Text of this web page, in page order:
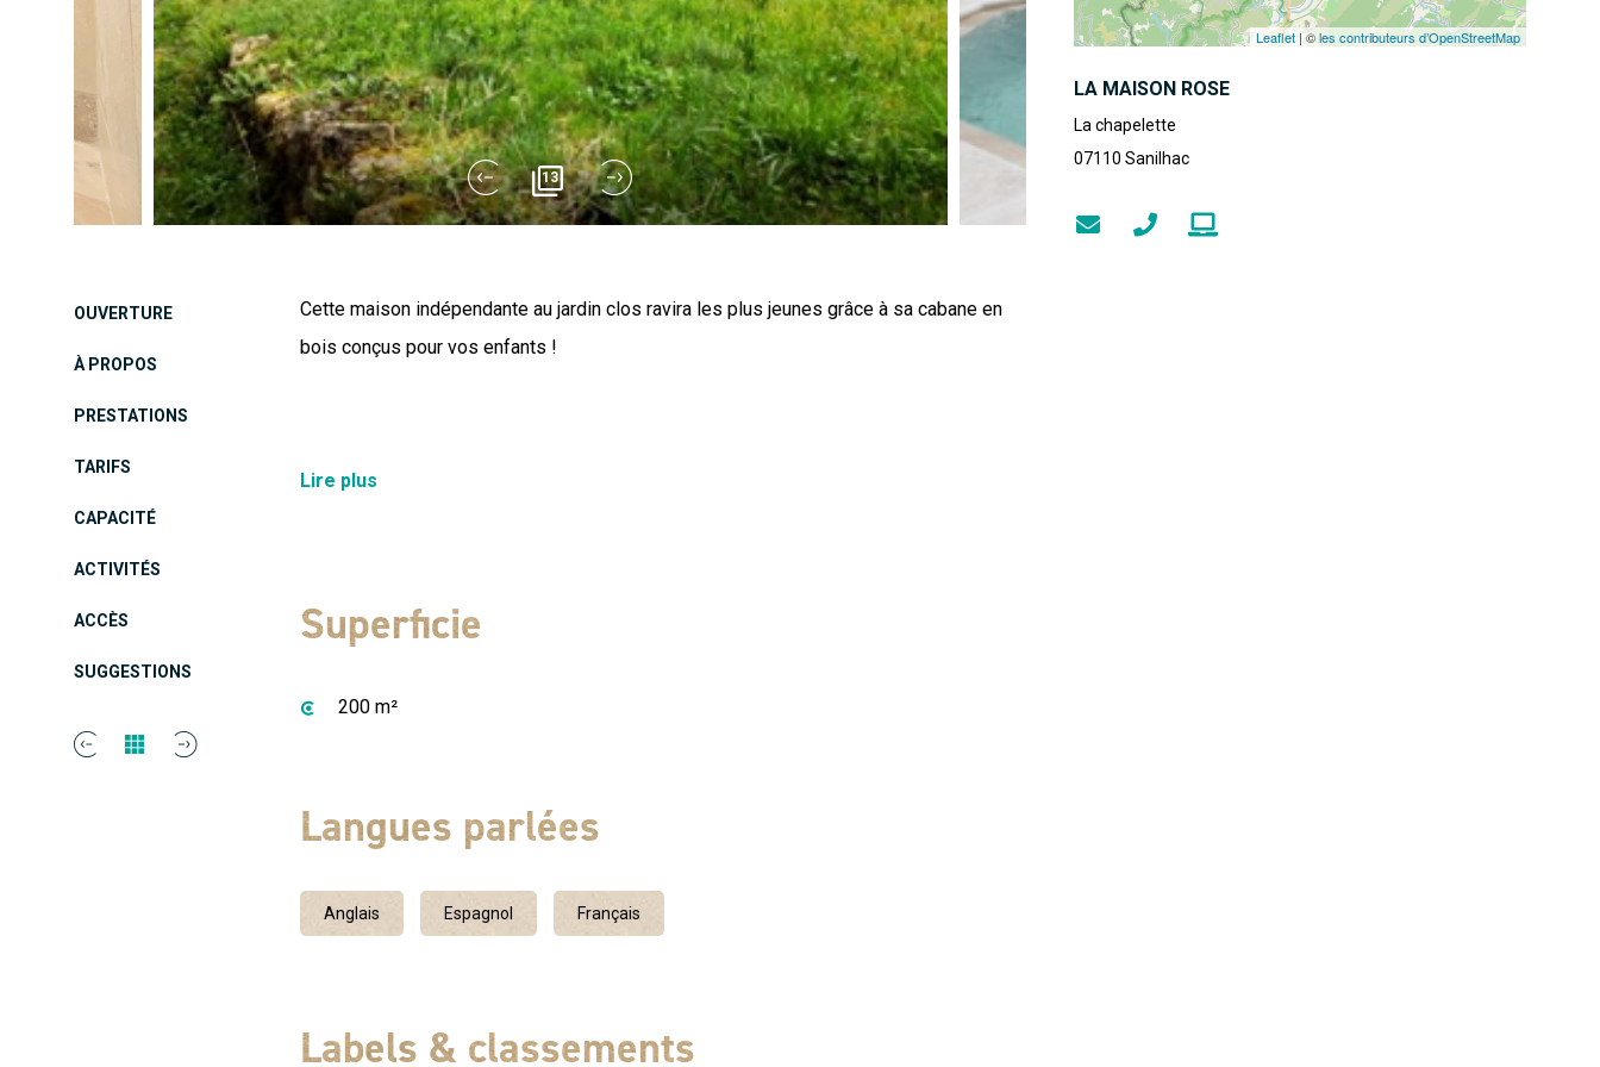
13
OUVERTURE
À PROPOS
PRESTATIONS
TARIFS
CAPACITÉ
ACTIVITÉS
ACCÈS
SUGGESTIONS
Cette maison indépendante au jardin clos ravira les plus jeunes grâce à sa cabane en
bois conçus pour vos enfants !
De 1 à 14 personnes 5 chambres 200 m² Climatisation Cuisine intégrée équipée : Four
Chambre 4 : 1 lit double en 140 cm Chambre 5 : 1 lit double + 1 lit simple superposé
avec baignoire et douche + WC WC séparés à l’étage Jardin et terrasse Salon de jardin
pataugeoire 20m2 - espace jeux : cabane, toboggan, terrain de boules, tap-tap, mini
Lire plus
Superficie
200 m²
Langues parlées
Anglais Espagnol Français
Labels & classements
Leaflet | ©les contributeurs d’OpenStreetMap
LA MAISON ROSE
La chapelette
07110 Sanilhac